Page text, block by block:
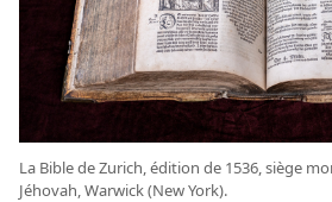
La Bible de Zurich, édition de 1536, siège
Jéhovah, Warwick (New York).